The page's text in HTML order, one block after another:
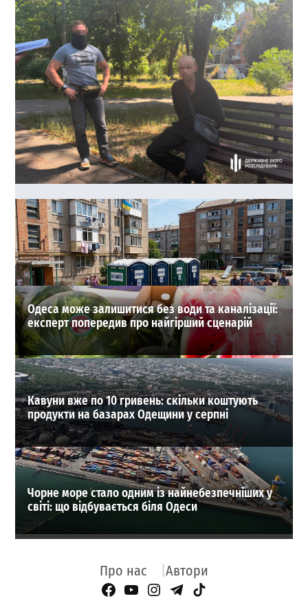
40 тисяч доларів за життя судді: в Одесі зірвали
замовне вбивство
0
03-08-2026 в 22:17
ВИБІР РЕДАКЦІЇ
Одеса може залишитися без води та каналізації:
експерт попередив про найгірший сценарій
Кавуни вже по 10 гривень: скільки коштують
продукти на базарах Одещини у серпні
Чорне море стало одним із найнебезпечніших у
світі: що відбувається біля Одеси
Про нас Автори
Facebook Page
YouTube
Instagram
Telegram
TikTok